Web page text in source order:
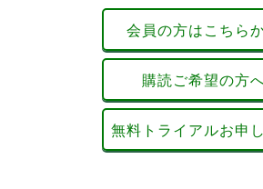
会員の方はこちら
購読ご希望の方
無料トライアルお申